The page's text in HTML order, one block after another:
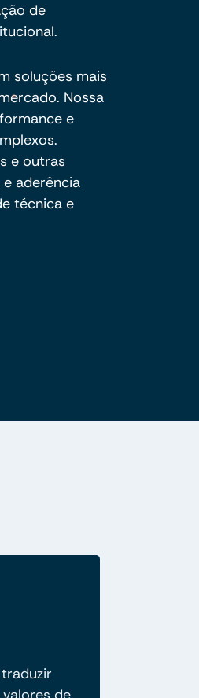
de
soluções mais
Nossa
e
e outras
aderência
técnica e